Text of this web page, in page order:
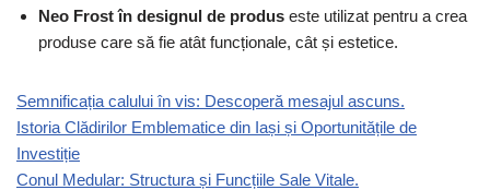
Neo Frost în designul de produs este utilizat pentru a crea
produse care să fie atât funcționale, cât și estetice.
Semnificația calului în vis: Descoperă mesajul ascuns.
Istoria Clădirilor Emblematice din Iași și Oportunitățile de
Investiție
Conul Medular: Structura și Funcțiile Sale Vitale.